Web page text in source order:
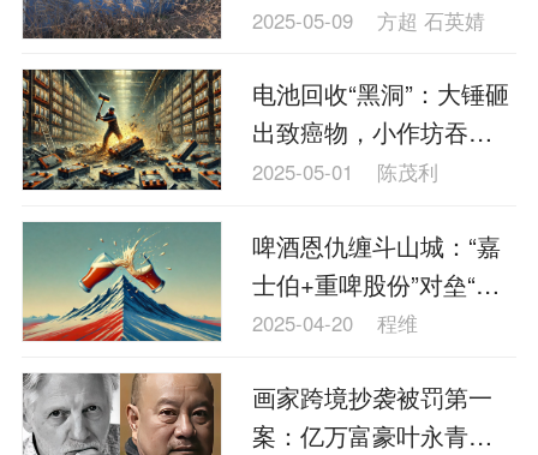
京样本
2025-05-09 方超 石英婧
电池回收“黑洞”：大锤砸
出致癌物，小作坊吞下7
成市场
2025-05-01 陈茂利
啤酒恩仇缠斗山城：“嘉
士伯+重啤股份”对垒“重
庆钰鑫+嘉威啤酒”
2025-04-20 程维
画家跨境抄袭被罚第一
案：亿万富豪叶永青道